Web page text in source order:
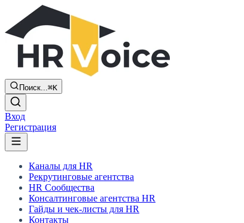
Поиск...⌘K
Вход
Регистрация
Каналы для HR
Рекрутинговые агентства
HR Сообщества
Консалтинговые агентства HR
Гайды и чек-листы для HR
Контакты